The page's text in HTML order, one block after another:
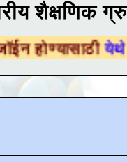
शैक्षणिक
येथे क्लिक करा .